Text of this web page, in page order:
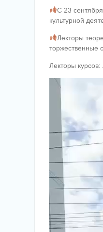
С 23
культурной
Лекторы
торжественные
Лекторы
Видеоплеер